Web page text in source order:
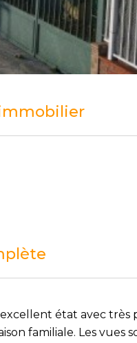
état avec très
familiale. Les vues